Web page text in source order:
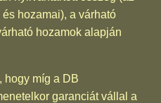
hozamai), a várható
hozamok alapján
hogy míg a DB
garanciát vállal a